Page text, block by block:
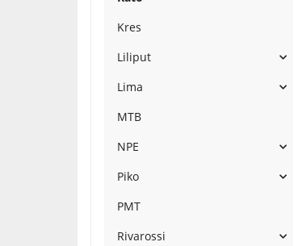
Kres
Liliput
Lima
MTB
NPE
Piko
PMT
Rivarossi